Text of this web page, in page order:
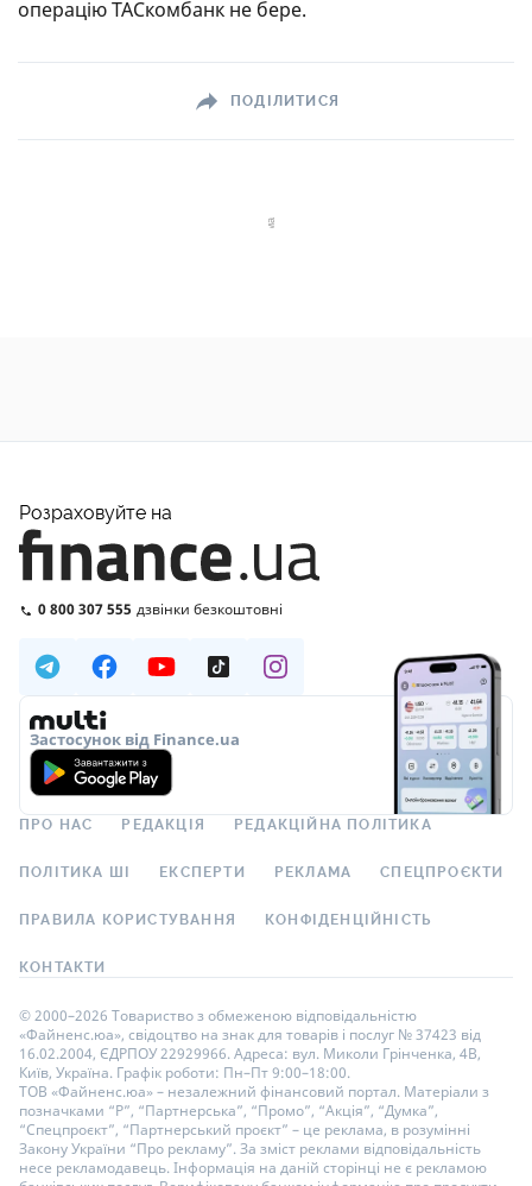
операцію ТАСкомбанк не бере.
ПОДІЛИТИСЯ
Розраховуйте на
0 800 307 555 дзвінки безкоштовні
Застосунок від Finance.ua
ПРО НАС РЕДАКЦІЯ РЕДАКЦІЙНА ПОЛІТИКА
ПОЛІТИКА ШІ ЕКСПЕРТИ РЕКЛАМА СПЕЦПРОЄКТИ
ПРАВИЛА КОРИСТУВАННЯ КОНФІДЕНЦІЙНІСТЬ
КОНТАКТИ
© 2000–2026 Товариство з обмеженою відповідальністю
«Файненс.юа», свідоцтво на знак для товарів і послуг № 37423 від
16.02.2004, ЄДРПОУ 22929966. Адреса: вул. Миколи Грінченка, 4В,
Київ, Україна. Графік роботи: Пн–Пт 9:00–18:00.
ТОВ «Файненс.юа» – незалежний фінансовий портал. Матеріали з
позначками “Р”, “Партнерська”, “Промо”, “Акція”, “Думка”,
“Спецпроєкт”, “Партнерський проєкт” – це реклама, в розумінні
Закону України “Про рекламу”. За зміст реклами відповідальність
несе рекламодавець. Інформація на даній сторінці не є рекламою